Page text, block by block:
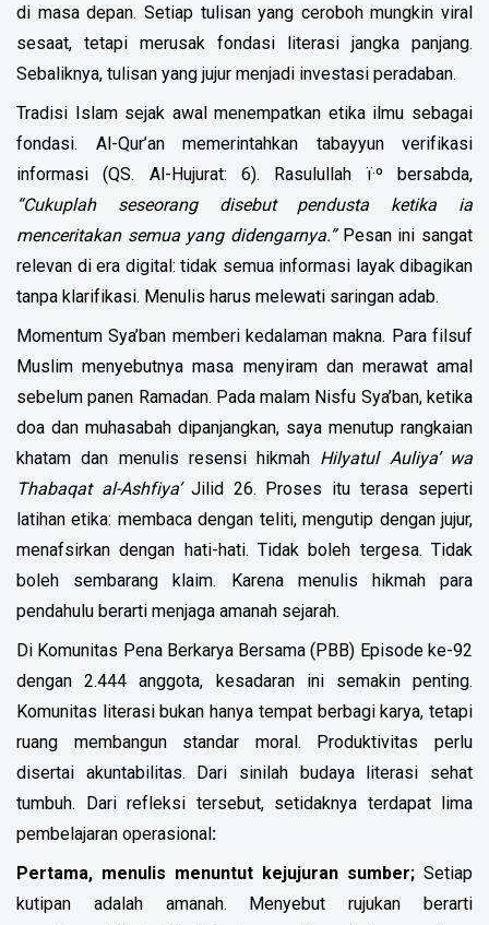
di masa depan. Setiap tulisan yang ceroboh mungkin viral
sesaat, tetapi merusak fondasi literasi jangka panjang.
Sebaliknya, tulisan yang jujur menjadi investasi peradaban.
Tradisi Islam sejak awal menempatkan etika ilmu sebagai
fondasi. Al-Qur’an memerintahkan tabayyun verifikasi
informasi (QS. Al-Hujurat: 6). Rasulullahï·º bersabda,
“Cukuplah seseorang disebut pendusta ketika ia
menceritakan semua yang didengarnya.”Pesan ini sangat
relevan di era digital: tidak semua informasi layak dibagikan
tanpa klarifikasi. Menulis harus melewati saringan adab.
Momentum Sya’ban memberi kedalaman makna. Para filsuf
Muslim menyebutnya masa menyiram dan merawat amal
sebelum panen Ramadan. Pada malam Nisfu Sya’ban, ketika
doa dan muhasabah dipanjangkan, saya menutup rangkaian
khatam dan menulis resensi hikmah Hilyatul Auliya’ wa
Thabaqat al-Ashfiya’ Jilid 26. Proses itu terasa seperti
latihan etika: membaca dengan teliti, mengutip dengan jujur,
menafsirkan dengan hati-hati. Tidak boleh tergesa. Tidak
boleh sembarang klaim. Karena menulis hikmah para
pendahulu berarti menjaga amanah sejarah.
Di Komunitas Pena Berkarya Bersama (PBB) Episode ke-92
dengan 2.444 anggota, kesadaran ini semakin penting.
Komunitas literasi bukan hanya tempat berbagi karya, tetapi
ruang membangun standar moral. Produktivitas perlu
disertai akuntabilitas. Dari sinilah budaya literasi sehat
tumbuh. Dari refleksi tersebut, setidaknya terdapat lima
pembelajaran operasional:
Pertama, menulis menuntut kejujuran sumber; Setiap
kutipan adalah amanah. Menyebut rujukan berarti